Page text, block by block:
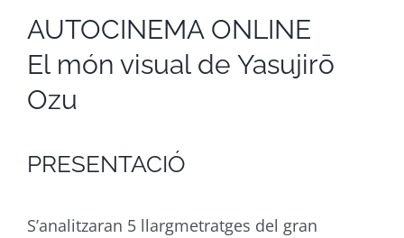
AUTOCINEMA ONLINE
El món visual de Yasujirō
Ozu
PRESENTACIÓ
S’analitzaran 5 llargmetratges del gran